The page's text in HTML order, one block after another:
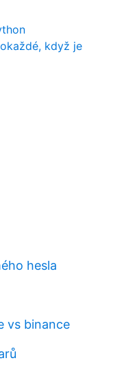
když je
hesla
vs binance